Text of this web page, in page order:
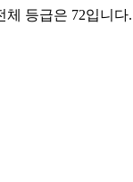
체 등급은 72입니다.